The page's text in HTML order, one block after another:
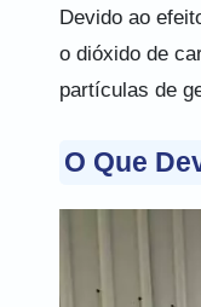
Devido ao
o dióxido de
partículas de
O Que